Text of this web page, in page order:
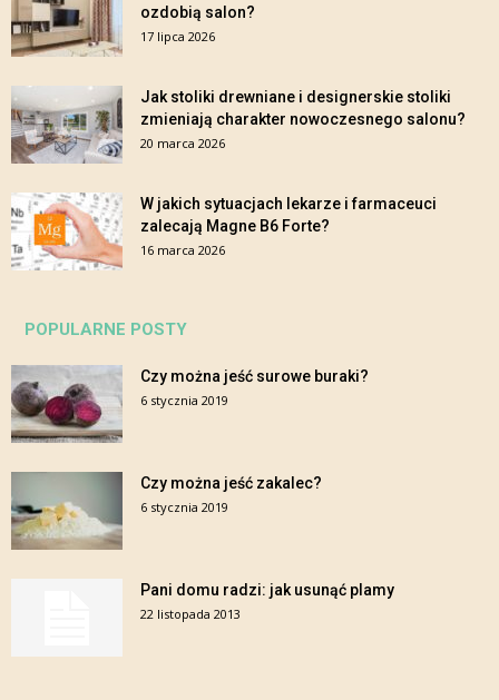
ozdobią salon?
17 lipca 2026
Jak stoliki drewniane i designerskie stoliki
zmieniają charakter nowoczesnego salonu?
20 marca 2026
W jakich sytuacjach lekarze i farmaceuci
zalecają Magne B6 Forte?
16 marca 2026
POPULARNE POSTY
Czy można jeść surowe buraki?
6 stycznia 2019
Czy można jeść zakalec?
6 stycznia 2019
Pani domu radzi: jak usunąć plamy
22 listopada 2013